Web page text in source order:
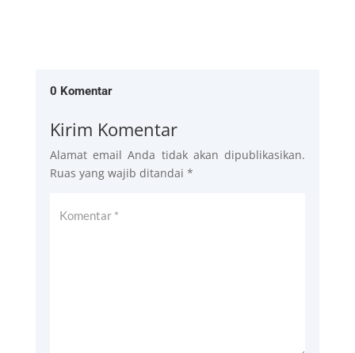
0 Komentar
Kirim Komentar
Alamat email Anda tidak akan dipublikasikan.
Ruas yang wajib ditandai *